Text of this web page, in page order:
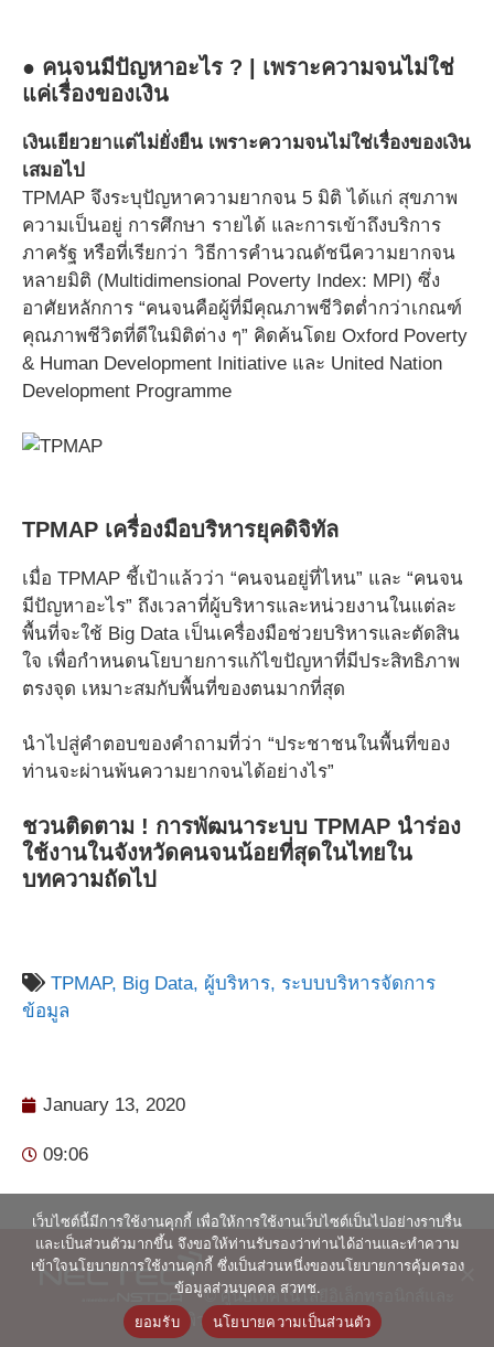
● คนจนมีปัญหาอะไร ? | เพราะความจนไม่ใช่
แค่เรื่องของเงิน
เงินเยียวยาแต่ไม่ยั่งยืน เพราะความจนไม่ใช่เรื่องของเงิน
เสมอไป
TPMAP จึงระบุปัญหาความยากจน 5 มิติ ได้แก่ สุขภาพ
ความเป็นอยู่ การศึกษา รายได้ และการเข้าถึงบริการ
ภาครัฐ หรือที่เรียกว่า วิธีการคำนวณดัชนีความยากจน
หลายมิติ (Multidimensional Poverty Index: MPI) ซึ่ง
อาศัยหลักการ “คนจนคือผู้ที่มีคุณภาพชีวิตต่ำกว่าเกณฑ์
คุณภาพชีวิตที่ดีในมิติต่าง ๆ” คิดค้นโดย Oxford Poverty
& Human Development Initiative และ United Nation
Development Programme
TPMAP เครื่องมือบริหารยุคดิจิทัล
เมื่อ TPMAP ชี้เป้าแล้วว่า “คนจนอยู่ที่ไหน” และ “คนจน
มีปัญหาอะไร” ถึงเวลาที่ผู้บริหารและหน่วยงานในแต่ละ
พื้นที่จะใช้ Big Data เป็นเครื่องมือช่วยบริหารและตัดสิน
ใจ เพื่อกำหนดนโยบายการแก้ไขปัญหาที่มีประสิทธิภาพ
ตรงจุด เหมาะสมกับพื้นที่ของตนมากที่สุด
นำไปสู่คำตอบของคำถามที่ว่า “ประชาชนในพื้นที่ของ
ท่านจะผ่านพ้นความยากจนได้อย่างไร”
ชวนติดตาม ! การพัฒนาระบบ TPMAP นำร่อง
ใช้งานในจังหวัดคนจนน้อยที่สุดในไทยใน
บทความถัดไป
TPMAP, Big Data, ผู้บริหาร, ระบบบริหารจัดการ
ข้อมูล
January 13, 2020
09:06
© ศูนย์เทคโนโลยีอิเล็กทรอนิกส์และ
คอมพิวเตอร์แห่งชาติ 2563
เว็บไซต์นี้มีการใช้งานคุกกี้ เพื่อให้การใช้งานเว็บไซต์เป็นไปอย่างราบรื่น
และเป็นส่วนตัวมากขึ้น จึงขอให้ท่านรับรองว่าท่านได้อ่านและทำความ
เข้าใจนโยบายการใช้งานคุกกี้ ซึ่งเป็นส่วนหนึ่งของนโยบายการคุ้มครอง
ข้อมูลส่วนบุคคล สวทช.
ยอมรับ
นโยบายความเป็นส่วนตัว